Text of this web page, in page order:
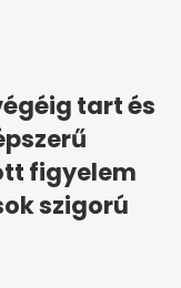
tart és
figyelem
szigorú